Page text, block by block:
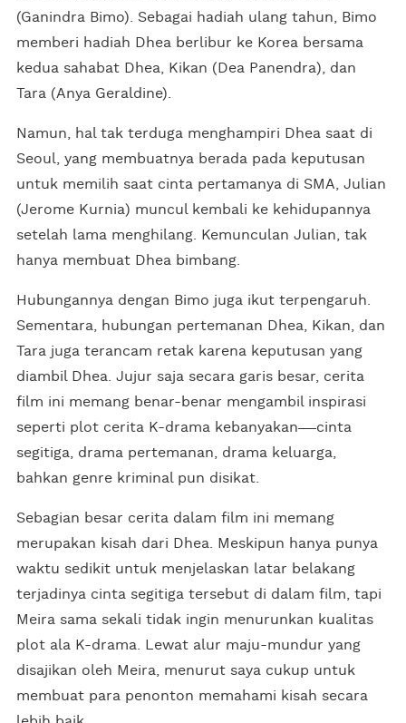
(Ganindra Bimo). Sebagai hadiah ulang tahun, Bimo
memberi hadiah Dhea berlibur ke Korea bersama
kedua sahabat Dhea, Kikan (Dea Panendra), dan
Tara (Anya Geraldine).
Namun, hal tak terduga menghampiri Dhea saat di
Seoul, yang membuatnya berada pada keputusan
untuk memilih saat cinta pertamanya di SMA, Julian
(Jerome Kurnia) muncul kembali ke kehidupannya
setelah lama menghilang. Kemunculan Julian, tak
hanya membuat Dhea bimbang.
Hubungannya dengan Bimo juga ikut terpengaruh.
Sementara, hubungan pertemanan Dhea, Kikan, dan
Tara juga terancam retak karena keputusan yang
diambil Dhea. Jujur saja secara garis besar, cerita
film ini memang benar-benar mengambil inspirasi
seperti plot cerita K-drama kebanyakan
cinta
segitiga, drama pertemanan, drama keluarga,
bahkan genre kriminal pun disikat.
Sebagian besar cerita dalam film ini memang
merupakan kisah dari Dhea. Meskipun hanya punya
waktu sedikit untuk menjelaskan latar belakang
terjadinya cinta segitiga tersebut di dalam film, tapi
Meira sama sekali tidak ingin menurunkan kualitas
plot ala K-drama. Lewat alur maju-mundur yang
disajikan oleh Meira, menurut saya cukup untuk
membuat para penonton memahami kisah secara